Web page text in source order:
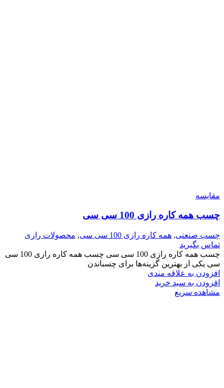
مقایسه
چسب همه کاره رازی 100 سی سی
چسب صنعتی, همه کاره رازی 100 سی سی , محصولات رازی
تماس بگیرید
چسب همه کاره رازی 100 سی سی چسب همه کاره رازی 100 سی
سی یکی از بهترین گزینه‌ها برای چسباندن
افزودن به علاقه مندی
افزودن به سبد خرید
مشاهده سریع